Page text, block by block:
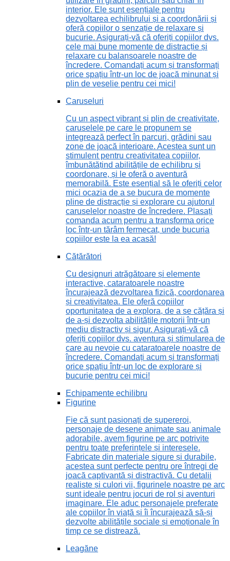
interior. Ele sunt esențiale pentru
dezvoltarea echilibrului și a coordonării și
oferă copiilor o senzație de relaxare și
bucurie. Asigurați-vă că oferiți copiilor dvs.
cele mai bune momente de distracție și
relaxare cu balansoarele noastre de
încredere. Comandați acum și transformați
orice spațiu într-un loc de joacă minunat și
plin de veselie pentru cei mici!
Caruseluri
Cu un aspect vibrant și plin de creativitate,
caruselele pe care le propunem se
integrează perfect în parcuri, grădini sau
zone de joacă interioare. Acestea sunt un
stimulent pentru creativitatea copiilor,
îmbunătățind abilitățile de echilibru și
coordonare, și le oferă o aventură
memorabilă. Este esențial să le oferiți celor
mici ocazia de a se bucura de momente
pline de distracție și explorare cu ajutorul
caruselelor noastre de încredere. Plasați
comanda acum pentru a transforma orice
loc într-un tărâm fermecat, unde bucuria
copiilor este la ea acasă!
Cățărători
Cu designuri atrăgătoare și elemente
interactive, cataratoarele noastre
încurajează dezvoltarea fizică, coordonarea
și creativitatea. Ele oferă copiilor
oportunitatea de a explora, de a se cățăra și
de a-și dezvolta abilitățile motorii într-un
mediu distractiv și sigur. Asigurați-vă că
oferiți copiilor dvs. aventura și stimularea de
care au nevoie cu cataratoarele noastre de
încredere. Comandați acum și transformați
orice spațiu într-un loc de explorare și
bucurie pentru cei mici!
Echipamente echilibru
Figurine
Fie că sunt pasionați de supereroi,
personaje de desene animate sau animale
adorabile, avem figurine pe arc potrivite
pentru toate preferințele și interesele.
Fabricate din materiale sigure și durabile,
acestea sunt perfecte pentru ore întregi de
joacă captivantă și distractivă. Cu detalii
realiste și culori vii, figurinele noastre pe arc
sunt ideale pentru jocuri de rol și aventuri
imaginare. Ele aduc personajele preferate
ale copiilor în viață și îi încurajează să-și
dezvolte abilitățile sociale și emoționale în
timp ce se distrează.
Leagăne